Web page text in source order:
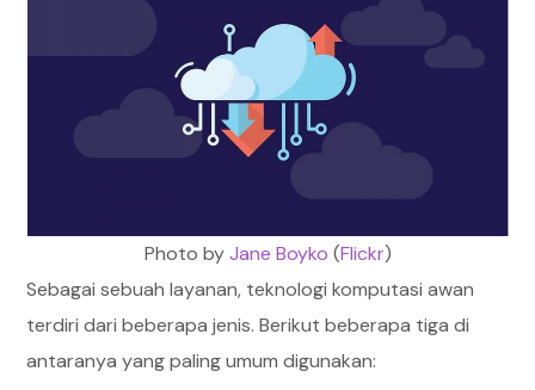
Photo byJane Boyko (Flickr)
Sebagai sebuah layanan, teknologi komputasi awan
terdiri dari beberapa jenis. Berikut beberapa tiga di
antaranya yang paling umum digunakan: